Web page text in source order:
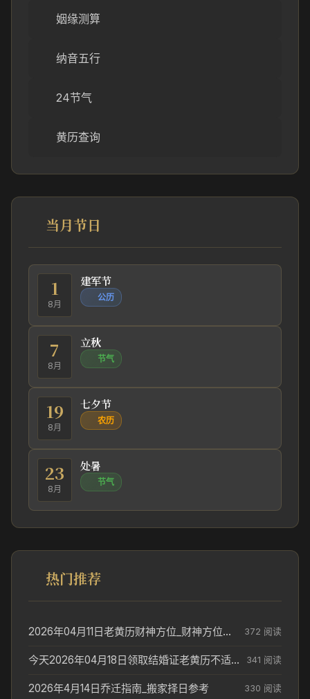
姻缘测算
纳音五行
24节气
黄历查询
当月节日
1
8月
建军节
公历
7
8月
立秋
节气
19
8月
七夕节
农历
23
8月
处暑
节气
热门推荐
2026年04月11日老黄历财神方位_财神方位与供奉讲究 372 阅读
今天2026年04月18日领取结婚证老黄历不适合吗_领证日期参考 341 阅读
2026年4月14日乔迁指南_搬家择日参考 330 阅读